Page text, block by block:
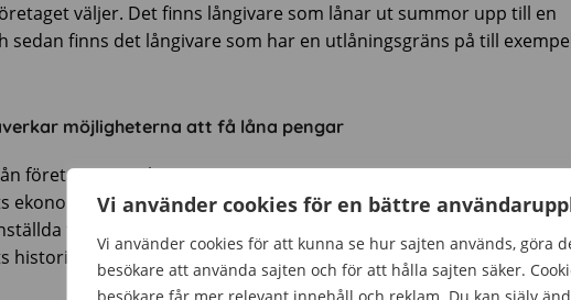
Vi använder cookies för en bättre
Vi använder cookies för att kunna se hur sajten används, göra
besökare att använda sajten och för att hålla sajten säker.
väljer. Det finns långivare som lånar ut summor upp till en
sedan finns det långivare som har en utlåningsgräns på till
möjligheterna att få låna pengar
företaget ansöker om
ekonomi ser ut
företaget har
historik ser ut